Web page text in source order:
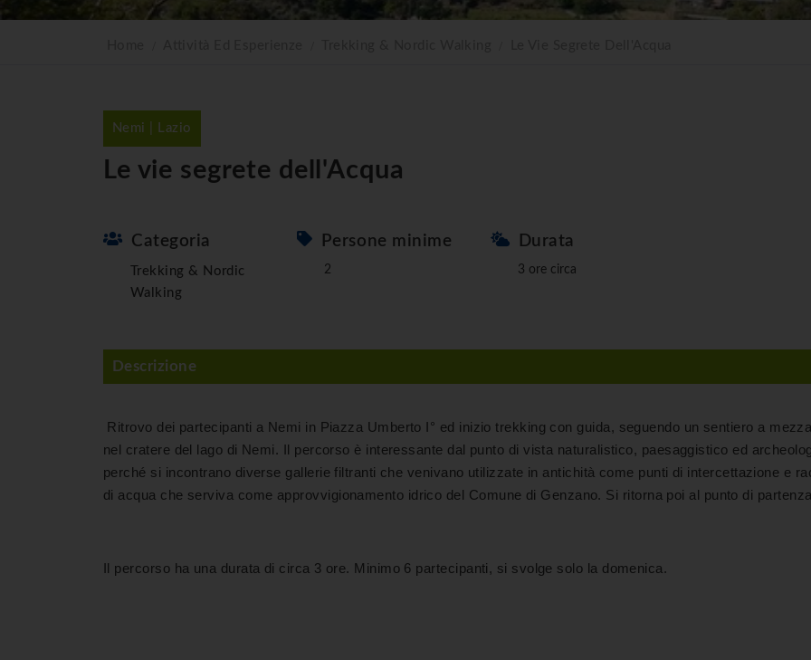
Nemi | Lazio
Le vie segrete dell'Acqua
Categoria
Trekking & Nordic
Walking
Persone minime
2
Durata
3 ore circa
Descrizione
Ritrovo dei partecipanti a Nemi in Piazza Umberto I° ed inizio trekking con guida, seguendo un sentiero a
nel cratere del lago di Nemi. Il percorso è interessante dal punto di vista naturalistico, paesaggistico ed
perché si incontrano diverse gallerie filtranti che venivano utilizzate in antichità come punti di intercettazione e
di acqua che serviva come approvvigionamento idrico del Comune di Genzano. Si ritorna poi al punto di
Il percorso ha una durata di circa 3 ore. Minimo 6 partecipanti, si svolge solo la domenica.